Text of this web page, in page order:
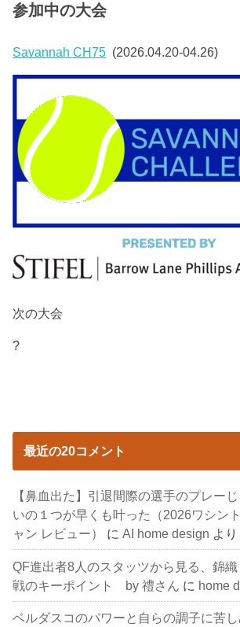
参加中の大会
Savannah CH75 (2026.04.20-04.26)
次の大会
?
最近の20コメント
【鼻血出た】引退間際の選手のプレー
いの１つが早くも叶った（2026ワシン
ャン レビュー）
にAI home design より
QF進出者8人のスタッツから見る、錦
戦のキーポイント by 禮さん に home
ベルダスコのパワーと自らの調子に苦